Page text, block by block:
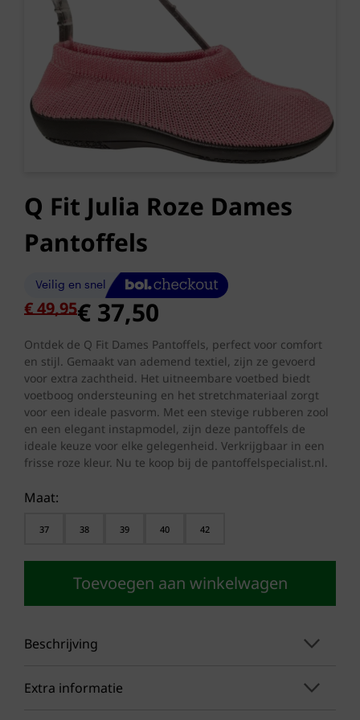
Q Fit Julia Roze Dames
Pantoffels
€49,95
Oorspronkelijke
was:
€ 49,95.
€ 37,50
Huidige
is:
€ 37,50.
Ontdek de Q Fit Dames Pantoffels, perfect voor comfort
en stijl. Gemaakt van ademend textiel, zijn ze gevoerd
voor extra zachtheid. Het uitneembare voetbed biedt
voetboog ondersteuning en het stretchmateriaal zorgt
voor een ideale pasvorm. Met een stevige rubberen zool
en een elegant instapmodel, zijn deze pantoffels de
ideale keuze voor elke gelegenheid. Verkrijgbaar in een
frisse roze kleur. Nu te koop bij de pantoffelspecialist.nl.
Maat:
37 38 39 40 42
Toevoegen aan winkelwagen
Beschrijving
Als je op zoek bent naar de perfecte
Extra informatie